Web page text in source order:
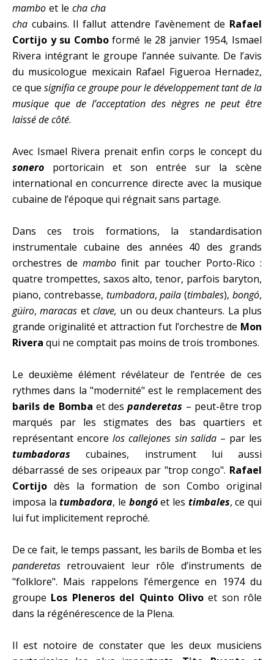
mambo et le cha cha
cha cubains. Il fallut attendre l’avènement de Rafael
Cortijo y su Comboformé le 28 janvier 1954, Ismael
Rivera intégrant le groupe l’année suivante. De l’avis
du musicologue mexicain Rafael Figueroa Hernadez,
ce que signifia ce groupe pour le développement tant de la
musique que de l’acceptation des nègres ne peut être
laissé de côté.
Avec Ismael Rivera prenait enfin corps le concept du
sonero portoricain et son entrée sur la scène
international en concurrence directe avec la musique
cubaine de l’époque qui régnait sans partage.
Dans ces trois formations, la standardisation
instrumentale cubaine des années 40 des grands
orchestres demambo finit par toucher Porto-Rico :
quatre trompettes, saxos alto, tenor, parfois baryton,
piano, contrebasse, tumbadora,paila(timbales),bongó,
güiro,maracas etclave, un ou deux chanteurs. La plus
grande originalité et attraction fut l’orchestre de Mon
Rivera qui ne comptait pas moins de trois trombones.
Le deuxième élément révélateur de l’entrée de ces
rythmes dans la "modernité" est le remplacement des
barils de Bomba et despanderetas – peut-être trop
marqués par les stigmates des bas quartiers et
représentant encorelos callejones sin salida– par les
tumbadoras cubaines, instrument lui aussi
débarrassé de ses oripeaux par "trop congo". Rafael
Cortijo dès la formation de son Combo original
imposa latumbadora, le bongóet les timbales, ce qui
lui fut implicitement reproché.
De ce fait, le temps passant, les barils de Bomba et les
panderetas retrouvaient leur rôle d’instruments de
"folklore". Mais rappelons l’émergence en 1974 du
groupe Los Pleneros del Quinto Olivoet son rôle
dans la régénérescence de la Plena.
Il est notoire de constater que les deux musiciens